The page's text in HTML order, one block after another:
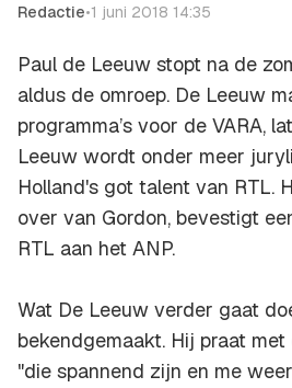
Redactie•1 juni 2018 14:35
Paul de Leeuw stopt na de
aldus de omroep. De Leeuw
programma’s voor de VARA,
Leeuw wordt onder meer
Holland's got talent van RTL.
over van Gordon, bevestigt
RTL aan het ANP.
Wat De Leeuw verder gaat
bekendgemaakt. Hij praat
"die spannend zijn en me